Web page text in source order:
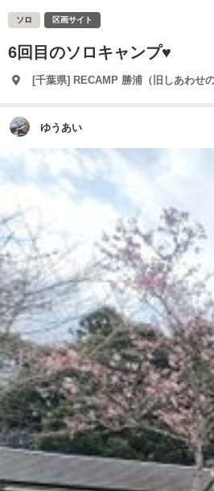
ソロ 区画サイト
6回目のソロキャンプ♥️
[千葉県] RECAMP 勝浦（旧しあわせ
ゆうあい